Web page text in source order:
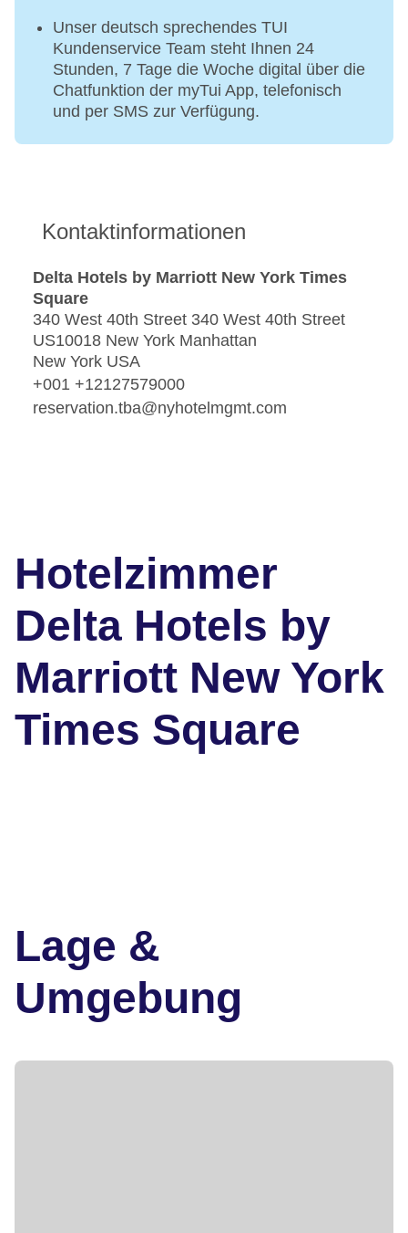
Unser deutsch sprechendes TUI
Kundenservice Team steht Ihnen 24
Stunden, 7 Tage die Woche digital über die
Chatfunktion der myTui App, telefonisch
und per SMS zur Verfügung.
Kontaktinformationen
Delta Hotels by Marriott New York Times
Square
340 West 40th Street 340 West 40th Street
US10018 New York Manhattan
New York USA
+001 +12127579000
reservation.tba@nyhotelmgmt.com
Hotelzimmer
Delta Hotels by
Marriott New York
Times Square
Lage &
Umgebung